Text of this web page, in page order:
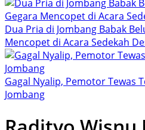
Dua Pria di Jombang Babak
Mencopet di Acara Sedekah
Gagal Nyalip, Pemotor Tewas
Jombang